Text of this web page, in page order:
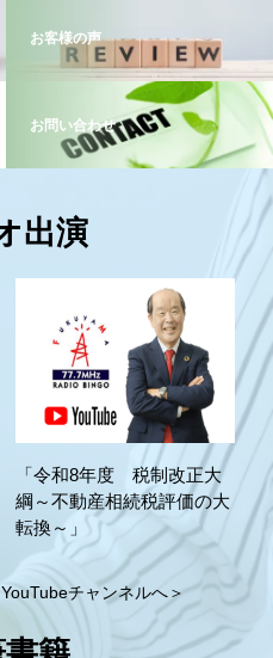
お客様の声
お問い合わせ
出演
「令和8年度 税制改正大
綱～不動産相続税評価の大
転換～」
YouTubeチャンネルへ＞